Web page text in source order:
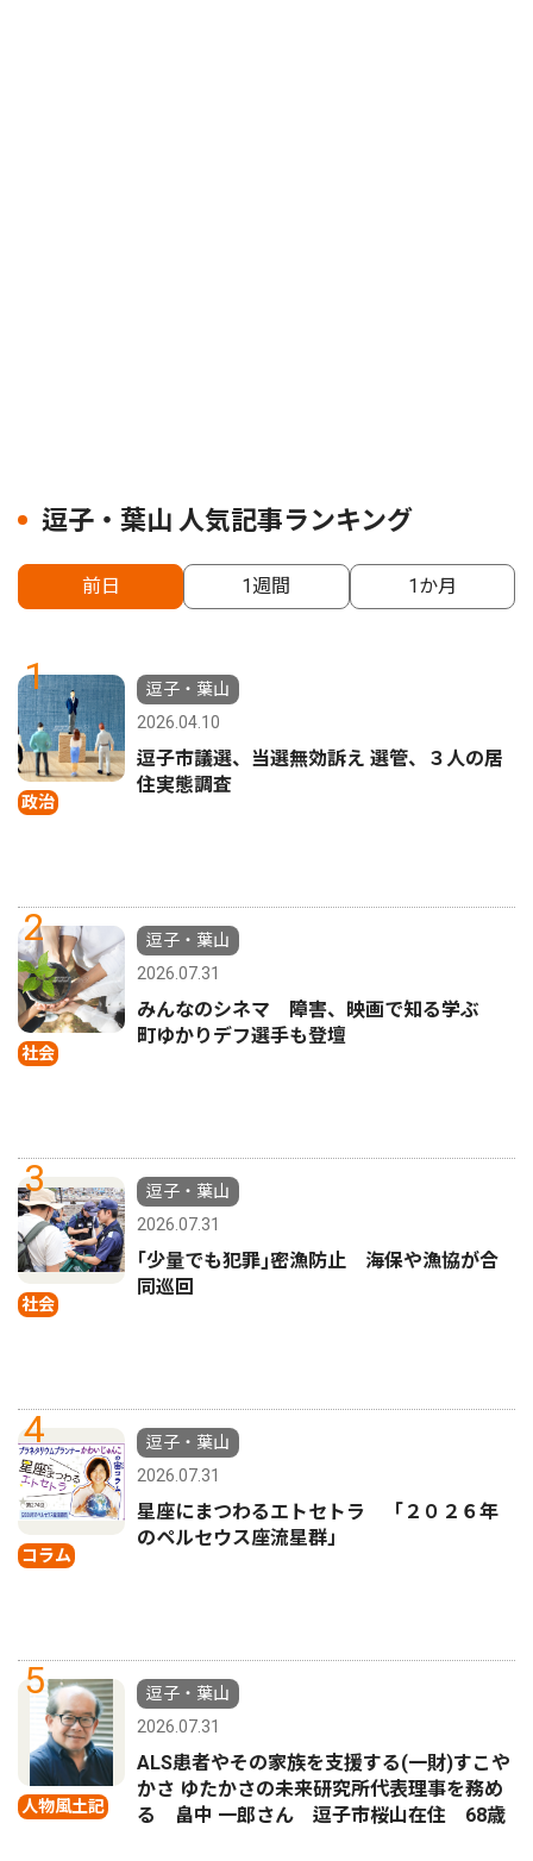
逗子・葉山 人気記事ランキング
前日 1週間 1か月
1
政治
逗子・葉山
2026.04.10
逗子市議選、当選無効訴え 選管、３人の居
住実態調査
2
社会
逗子・葉山
2026.07.31
みんなのシネマ 障害、映画で知る学ぶ
町ゆかりデフ選手も登壇
3
社会
逗子・葉山
2026.07.31
｢少量でも犯罪｣密漁防止 海保や漁協が合
同巡回
4
コラム
逗子・葉山
2026.07.31
星座にまつわるエトセトラ 「２０２６年
のペルセウス座流星群」
5
人物風土記
逗子・葉山
2026.07.31
ALS患者やその家族を支援する(一財)すこや
かさ ゆたかさの未来研究所代表理事を務め
る 畠中 一郎さん 逗子市桜山在住 68歳